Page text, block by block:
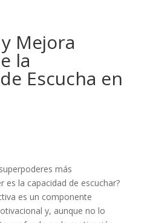
Mejora
la
Escucha en
más
es la capacidad de escuchar?
es un componente
y, aunque no lo